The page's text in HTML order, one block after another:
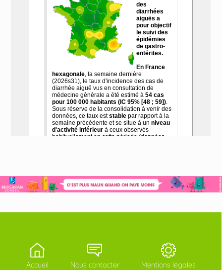
Accueil Nous contacter Mentions légales